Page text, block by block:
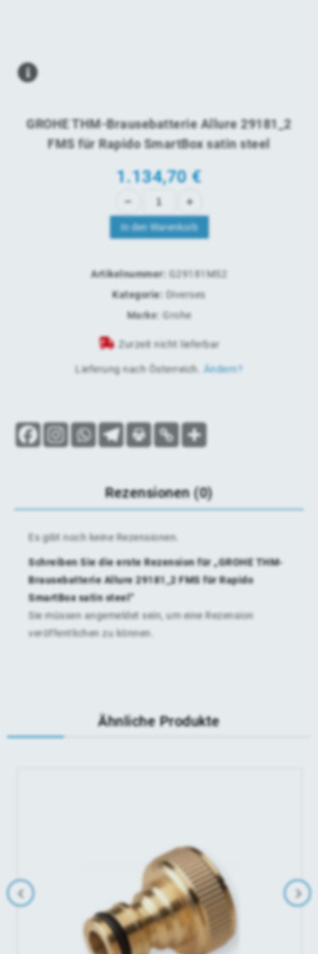
GROHE THM-Brausebatterie Allure 29181_2
FMS für Rapido SmartBox satin steel
1.134,70€
In den Warenkorb
Artikelnummer:
G29181MS2
Kategorie:
Diverses
Marke:
Grohe
Zurzeit nicht lieferbar
Lieferung nach Österreich Ändern?
Rezensionen (0)
Es gibt noch keine Rezensionen.
Schreiben Sie die erste Rezension für „GROHE THM-
Brausebatterie Allure 29181_2 FMS für Rapido
SmartBox satin steel“
Sie müssen angemeldet sein, um eine Rezension
veröffentlichen zu können.
Ähnliche Produkte